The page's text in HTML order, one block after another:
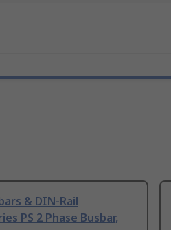
& DIN-Rail
PS 2 Phase Busbar,